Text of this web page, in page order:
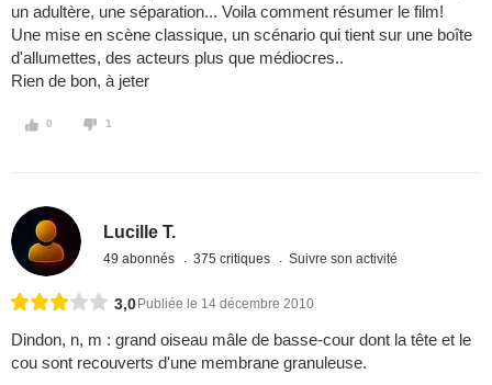
un adultère, une séparation... Voila comment résumer le film!
Une mise en scène classique, un scénario qui tient sur une boîte
d'allumettes, des acteurs plus que médiocres..
Rien de bon, à jeter
0 1
Lucille T.
49 abonnés 375 critiques Suivre son activité
3,0 Publiée le 14 décembre 2010
Dindon, n, m : grand oiseau mâle de basse-cour dont la tête et le
cou sont recouverts d'une membrane granuleuse.